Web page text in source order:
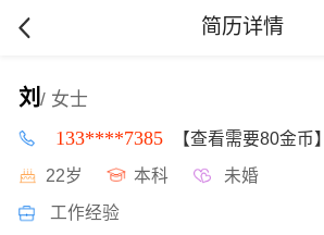
简历详情
刘 / 女士
133****7385 【查看需要80金币】
22岁 本科 未婚
工作经验